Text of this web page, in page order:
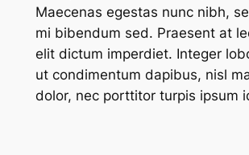
Maecenas egestas nunc nibh,
mi bibendum sed. Praesent at
elit dictum imperdiet. Integer
ut condimentum dapibus, nisl
dolor, nec porttitor turpis ipsum